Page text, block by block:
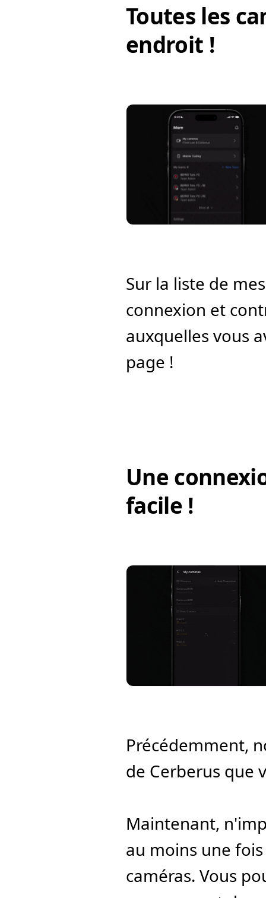
Toutes les
endroit !
Sur la liste de
connexion et
auxquelles vous
page !
Une
facile !
Précédemment,
de Cerberus que
Maintenant,
au moins une
caméras. Vous